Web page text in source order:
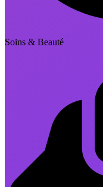
Soins & Beauté